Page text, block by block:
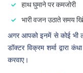
हाथ घुमाने पर कमजोरी
भारी वजन उठाते समय
अगर आपको इनमें से कोई भी
डॉक्टर विक्रम शर्मा द्वारा
करवाए।